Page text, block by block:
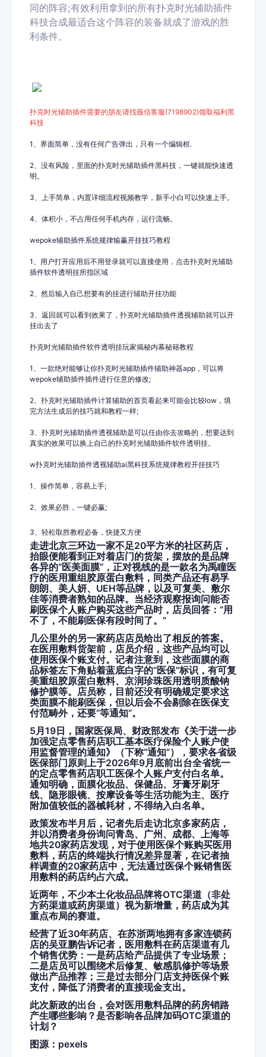
同的阵容;有效利用拿到的所有扑克时光辅助插件
科技合成最适合这个阵容的装备就成了游戏的胜
利条件。
扑克时光辅助插件需要的朋友请找薇信客服(7198902)领取福利黑
科技
1、界面简单，没有任何广告弹出，只有一个编辑框.
2、没有风险，里面的扑克时光辅助插件黑科技，一键就能快速透
明。
3、上手简单，内置详细流程视频教学，新手小白可以快速上手。
4、体积小，不占用任何手机内存，运行流畅。
wepoke辅助插件系统规律输赢开挂技巧教程
1、用户打开应用后不用登录就可以直接使用，点击扑克时光辅助
插件软件透明挂所指区域
2、然后输入自己想要有的挂进行辅助开挂功能
3、返回就可以看到效果了，扑克时光辅助插件透视辅助就可以开
挂出去了
扑克时光辅助插件软件透明挂玩家揭秘内幕秘籍教程
1、一款绝对能够让你扑克时光辅助插件辅助神器app，可以将
wepoke辅助插件插件进行任意的修改;
2、扑克时光辅助插件计算辅助的首页看起来可能会比较low ，填
完方法生成后的技巧就和教程一样;
3、扑克时光辅助插件透视辅助是可以任由你去攻略的，想要达到
真实的效果可以换上自己的扑克时光辅助插件软件透明挂。
w扑克时光辅助插件透视辅助ai黑科技系统规律教程开挂技巧
1、操作简单，容易上手;
2、效果必胜，一键必赢;
3、轻松取胜教程必备，快捷又方便
走进北京三环边一家不足20平方米的社区药店，
抬眼便能看到正对着店门的货架，摆放的是品牌
各异的“医美面膜”，正对视线的是一款名为禹瞳医
疗的医用重组胶原蛋白敷料，同类产品还有易孚
朗朗、美人妍、UEH等品牌，以及可复美、敷尔
佳等消费者熟知的品牌。当经济观察报询问能否
刷医保个人账户购买这些产品时，店员回答：“用
不了，不能刷医保有段时间了。”
几公里外的另一家药店店员给出了相反的答案。
在医用敷料货架前，店员介绍，这些产品均可以
使用医保个账支付。记者注意到，这些面膜的商
品标签左下角贴着蓝底白字的“医保”标识，有可复
美重组胶原蛋白敷料、京润珍珠医用透明质酸钠
修护膜等。店员称，目前还没有明确规定要求这
类面膜不能刷医保，但以后会不会剔除在医保支
付范畴外，还要“等通知”。
5月19日，国家医保局、财政部发布《关于进一步
加强定点零售药店职工基本医疗保险个人账户使
用监督管理的通知》（下称“通知”），要求各省级
医保部门原则上于2026年9月底前出台全省统一
的定点零售药店职工医保个人账户支付白名单。
通知明确，面膜化妆品、保健品、牙膏牙刷牙
线、隐形眼镜、按摩设备等生活功能为主、医疗
附加值较低的器械耗材，不得纳入白名单。
政策发布半月后，记者先后走访北京多家药店，
并以消费者身份询问青岛、广州、成都、上海等
地共20家药店发现，对于使用医保个账购买医用
敷料，药店的终端执行情况差异显著，在记者抽
样调查的20家药店中，无法通过医保个账销售医
用敷料的药店约占六成。
近两年，不少本土化妆品品牌将OTC渠道（非处
方药渠道或药房渠道）视为新增量，药店成为其
重点布局的赛道。
经营了近30年药店、在苏浙两地拥有多家连锁药
店的吴亚鹏告诉记者，医用敷料在药店渠道有几
个销售优势：一是药店给产品提供了专业场景；
二是店员可以围绕术后修复、敏感肌修护等场景
做出产品推荐；三是过去部分门店支持医保个账
支付，降低了消费者的直接现金支出。
此次新政的出台，会对医用敷料品牌的药房销路
产生哪些影响？是否影响各品牌加码OTC渠道的
计划？
图源：pexels